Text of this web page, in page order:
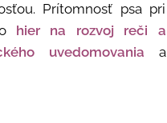
Prítomnosť psa pri
hier na rozvoj reči a
uvedomovania a